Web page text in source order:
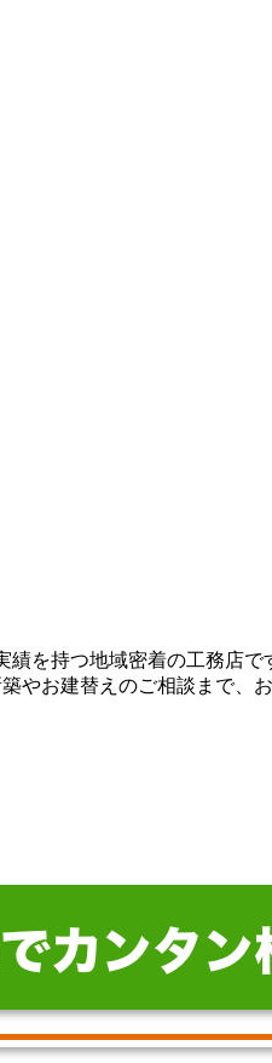
を持つ地域密着の工務店
やお建替えのご相談まで、